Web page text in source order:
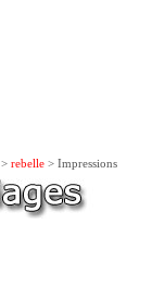
> rebelle > Impressions